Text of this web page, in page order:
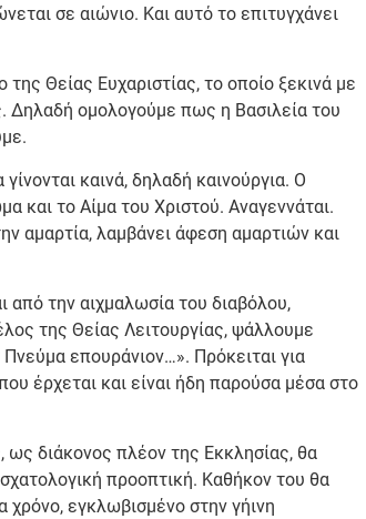
σε αιώνιο. Και αυτό το επιτυγχάνει
Θείας Ευχαριστίας, το οποίο ξεκινά με
Δηλαδή ομολογούμε πως η Βασιλεία του
καινά, δηλαδή καινούργια. Ο
και το Αίμα του Χριστού. Αναγεννάται.
αμαρτία, λαμβάνει άφεση αμαρτιών και
από την αιχμαλωσία του διαβόλου,
της Θείας Λειτουργίας, ψάλλουμε
επουράνιον…». Πρόκειται για
έρχεται και είναι ήδη παρούσα μέσα στο
ως διάκονος πλέον της Εκκλησίας, θα
προοπτική. Καθήκον του θα
εγκλωβισμένο στην γήινη